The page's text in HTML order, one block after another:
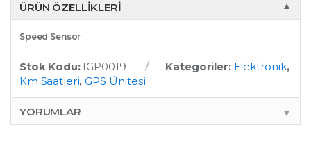
ÜRÜN ÖZELLIKLERI ▼
Speed Sensor
Stok Kodu: IGP0019 Kategoriler: Elektronik,
Km Saatleri,GPS Ünitesi
YORUMLAR ▼